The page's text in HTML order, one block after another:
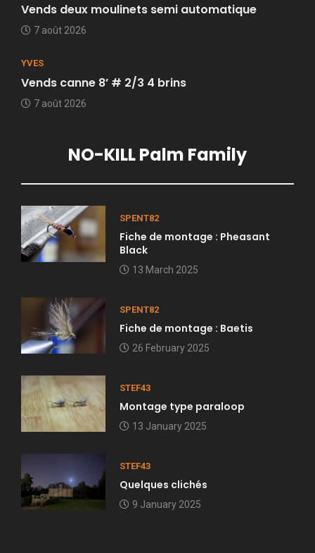
Vends deux moulinets semi automatique
7 août 2026
YVES
Vends canne 8’ # 2/3 4 brins
7 août 2026
NO-KILL Palm Family
SPENT82
Fiche de montage : Pheasant
Black
13 March 2025
SPENT82
Fiche de montage : Baetis
26 February 2025
STEF43
Montage type paraloop
13 January 2025
STEF43
Quelques clichés
9 January 2025